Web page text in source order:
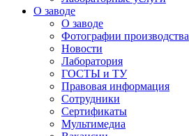
О заводе
О заводе
Фотографии производства
Новости
Лаборатория
ГОСТЫ и ТУ
Правовая информация
Сотрудники
Сертификаты
Мультимедиа